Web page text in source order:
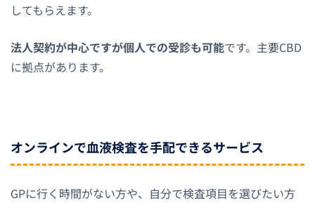
してもらえます。
法人契約が中心ですが個人での受診も可能です。主要CBD
に拠点があります。
オンラインで血液検査を手配できるサービス
GPに行く時間がない方や、自分で検査項目を選びたい方